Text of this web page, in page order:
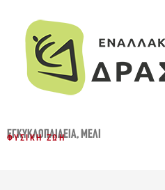
ΕΓΚΥΚΛΟΠΑΙΔΕΙΑ,ΜΈΛΙ
ΦΥΣΙΚΉ ΖΩΉ